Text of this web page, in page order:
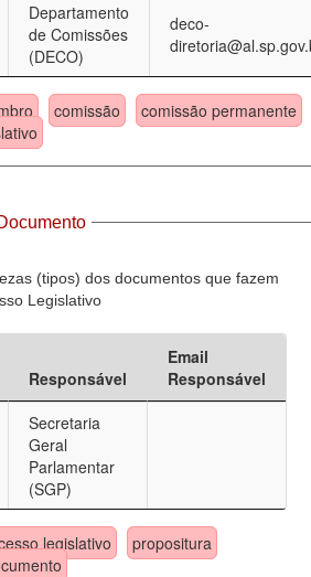
Departamento
de Comissões
(DECO)
deco-
comissão
comissão permanente
(tipos) dos documentos que fazem
Legislativo
Responsável
Email
Responsável
Secretaria
Geral
Parlamentar
(SGP)
legislativo
propositura